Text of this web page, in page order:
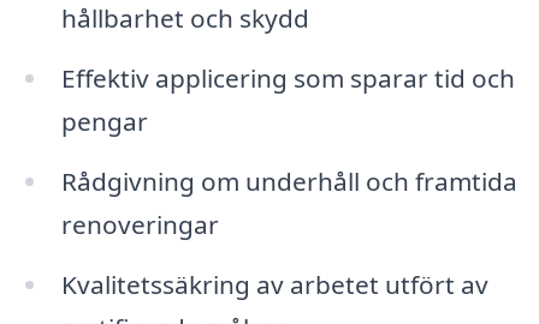
hållbarhet och skydd
Effektiv applicering som sparar tid och
pengar
Rådgivning om underhåll och framtida
renoveringar
Kvalitetssäkring av arbetet utfört av